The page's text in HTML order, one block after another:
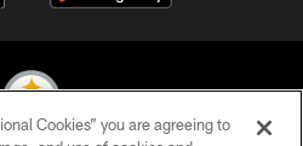
Cookies” you are agreeing to